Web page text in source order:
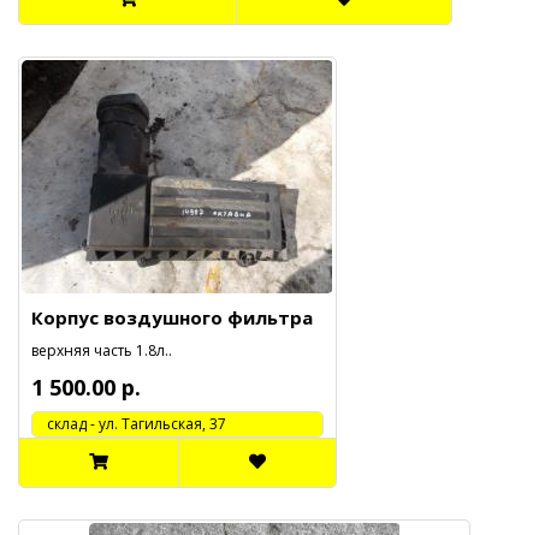
Корпус воздушного фильтра
верхняя часть 1.8л..
1 500.00 р.
cклад - ул. Тагильская, 37